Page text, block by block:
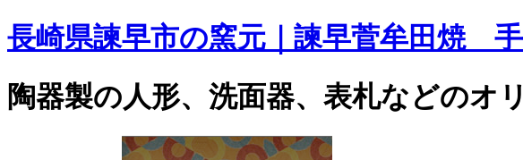
長崎県諫早市の窯元｜諫早菅牟田焼
陶器製の人形、洗面器、表札などのオ